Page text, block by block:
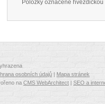
Položky označené hvězdičkou
osobních údajů | Mapa stránek
na CMS WebArchitect | SEO a